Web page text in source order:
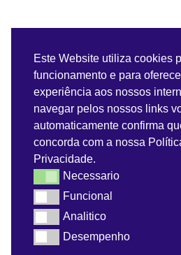
Benefícios do Servidor
Contra-Cheque
Convênios do Servidor
Webmail
Este Website utiliza cookies
funcionamento e para
experiência aos nossos
navegar pelos nossos links
automaticamente confirma
concorda com a nossa
Privacidade.
NecessarioNecessario
FuncionalFuncional
AnaliticoAnalitico
Desempenho
Desempenho